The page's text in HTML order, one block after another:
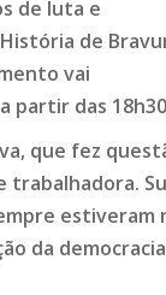
de luta e
de
vai
partir das
que fez
trabalhadora.
estiveram
da democracia